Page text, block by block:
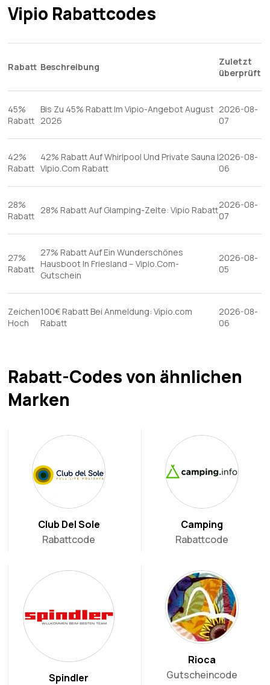
gemütlichen und kreativen Raum für ein unvergessliches
Reiseerlebnis.
Vipio Rabattcodes
Rabatt Beschreibung
Zuletzt
überprüft
45%
Rabatt
Bis Zu 45% Rabatt Im Vipio-Angebot August
2026
2026-08-
07
42%
Rabatt
42% Rabatt Auf Whirlpool Und Private Sauna |
Vipio.Com Rabatt
2026-08-
06
28%
Rabatt
28% Rabatt Auf Glamping-Zelte: Vipio Rabatt2026-08-
07
27%
Rabatt
27% Rabatt Auf Ein Wunderschönes
Hausboot In Friesland – Vipio.Com-
Gutschein
2026-08-
05
Zeichen
Hoch
100€ Rabatt Bei Anmeldung: Vipio.com
Rabatt
2026-08-
06
Rabatt-Codes von ähnlichen
Marken
Club Del Sole
Rabattcode
Camping
Rabattcode
Spindler
Rioca
Gutscheincode